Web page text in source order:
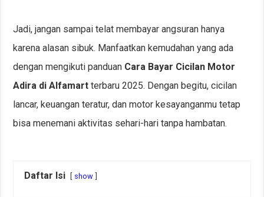
Jadi, jangan sampai telat membayar angsuran hanya
karena alasan sibuk. Manfaatkan kemudahan yang ada
dengan mengikuti panduan Cara Bayar Cicilan Motor
Adira di Alfamart terbaru 2025. Dengan begitu, cicilan
lancar, keuangan teratur, dan motor kesayanganmu tetap
bisa menemani aktivitas sehari-hari tanpa hambatan.
Daftar Isi show